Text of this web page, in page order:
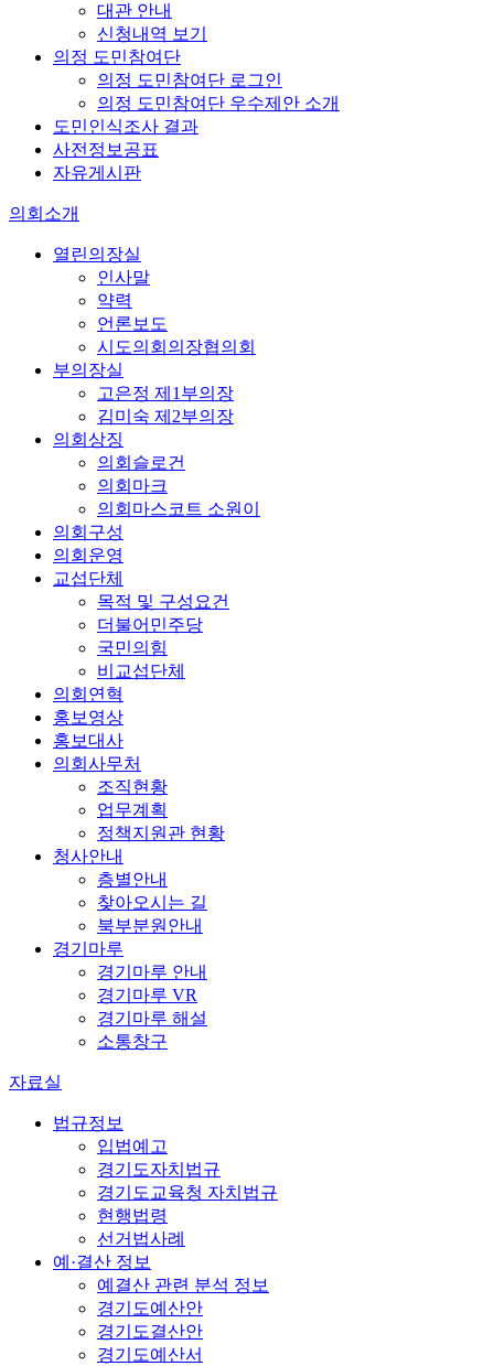
대관 안내
신청내역 보기
의정 도민참여단
의정 도민참여단 로그인
의정 도민참여단 우수제안 소개
도민인식조사 결과
사전정보공표
자유게시판
의회소개
열린의장실
인사말
약력
언론보도
시도의회의장협의회
부의장실
고은정 제1부의장
김미숙 제2부의장
의회상징
의회슬로건
의회마크
의회마스코트 소원이
의회구성
의회운영
교섭단체
목적 및 구성요건
더불어민주당
국민의힘
비교섭단체
의회연혁
홍보영상
홍보대사
의회사무처
조직현황
업무계획
정책지원관 현황
청사안내
층별안내
찾아오시는 길
북부분원안내
경기마루
경기마루 안내
경기마루 VR
경기마루 해설
소통창구
자료실
법규정보
입법예고
경기도자치법규
경기도교육청 자치법규
현행법령
선거법사례
예·결산 정보
예결산 관련 분석 정보
경기도예산안
경기도결산안
경기도예산서